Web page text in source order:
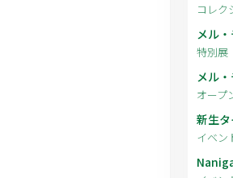
コレク
メル
特別展
メル
オープ
新生
イベン